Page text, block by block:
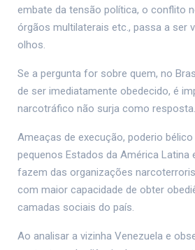
embate da tensão política, o conflito
órgãos multilaterais etc., passa a ser
olhos.
Se a pergunta for sobre quem, no
de ser imediatamente obedecido, é
narcotráfico não surja como resposta.
Ameaças de execução, poderio
pequenos Estados da América Latina
fazem das organizações
com maior capacidade de obter
camadas sociais do país.
Ao analisar a vizinha Venezuela e